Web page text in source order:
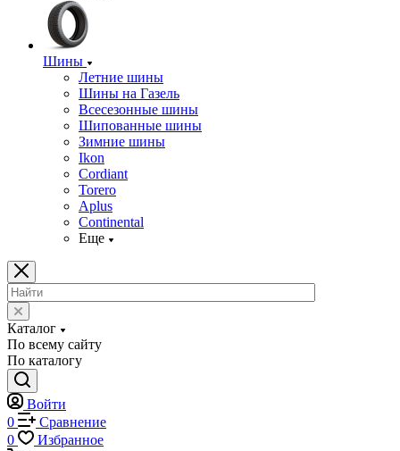
Шины
Летние шины
Шины на Газель
Всесезонные шины
Шипованные шины
Зимние шины
Ikon
Cordiant
Torero
Aplus
Continental
Еще
Каталог
По всему сайту
По каталогу
Войти
0
Сравнение
0
Избранное